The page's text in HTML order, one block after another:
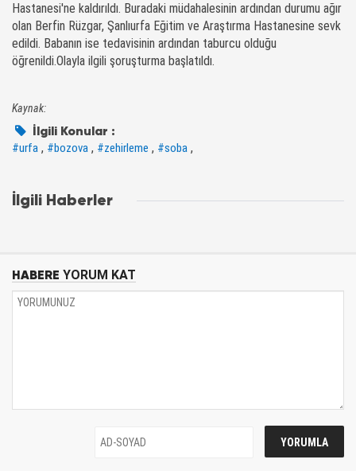
Hastanesi'ne kaldırıldı. Buradaki müdahalesinin ardından durumu ağır
olan Berfin Rüzgar, Şanlıurfa Eğitim ve Araştırma Hastanesine sevk
edildi. Babanın ise tedavisinin ardından taburcu olduğu
öğrenildi.Olayla ilgili şoruşturma başlatıldı.
Kaynak:
İlgili Konular :
#urfa , #bozova , #zehirleme , #soba ,
İlgili Haberler
HABERE YORUM KAT